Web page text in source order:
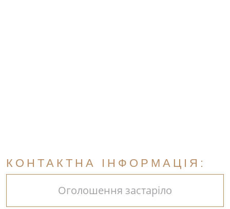
КОНТАКТНА ІНФОРМАЦІЯ:
Оголошення застаріло